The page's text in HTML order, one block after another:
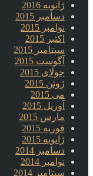
ژانویه 2016
دسامبر 2015
نوامبر 2015
اکتبر 2015
سپتامبر 2015
آگوست 2015
جولای 2015
ژوئن 2015
می 2015
آوریل 2015
مارس 2015
فوریه 2015
ژانویه 2015
دسامبر 2014
نوامبر 2014
سپتامبر 2014